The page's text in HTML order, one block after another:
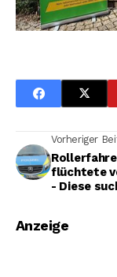
Vorheriger
flüchtete
- Diese
Anzeige